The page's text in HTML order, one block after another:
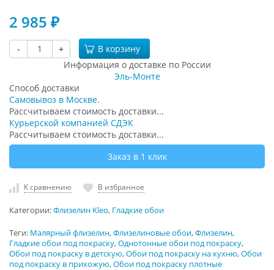
2 985 ₽
- +
В корзину
Информация о доставке по России
Эль-Монте
Способ доставки
Самовывоз в Москве.
Рассчитываем стоимость доставки...
Курьерской компанией СДЭК
Рассчитываем стоимость доставки...
Заказ в 1 клик
К сравнению В избранное
Категории:Флизелин Kleo, Гладкие обои
Теги: Малярный флизелин,Флизелиновые обои,Флизелин,
Гладкие обои под покраску,Однотонные обои под покраску,
Обои под покраску в детскую,Обои под покраску на кухню,Обои
под покраску в прихожую,Обои под покраску плотные